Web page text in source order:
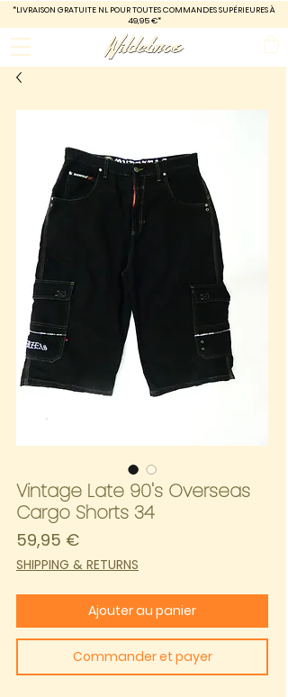
*LIVRAISON GRATUITE NL POUR TOUTES COMMANDES SUPÉRIEURES À
49,95 €*
Vintage Late 90's Overseas
Cargo Shorts 34
59,95 €Prix
SHIPPING & RETURNS
Ajouter au panier
Commander et payer